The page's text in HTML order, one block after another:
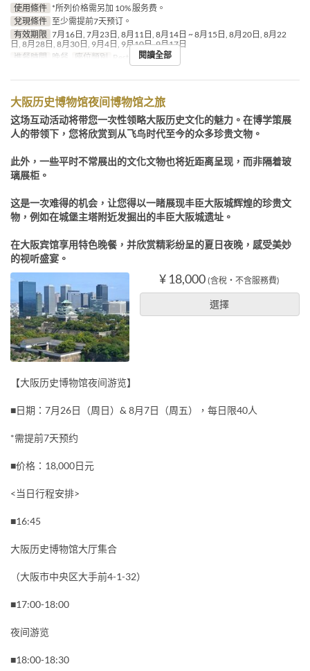
使用條件 *所列价格需另加 10% 服务费。
兌現條件 至少需提前7天预订。
有效期限 7月16日, 7月23日, 8月11日, 8月14日 ~ 8月15日, 8月20日, 8月22
日, 8月28日, 8月30日, 9月4日, 9月10日, 9月17日
進餐時間 晚餐 座位類別 Restaurant閱讀全部
大阪历史博物馆夜间博物馆之旅
这场互动活动将带您一次性领略大阪历史文化的魅力。在博学策展
人的带领下，您将欣赏到从飞鸟时代至今的众多珍贵文物。
此外，一些平时不常展出的文化文物也将近距离呈现，而非隔着玻
璃展柜。
这是一次难得的机会，让您得以一睹展现丰臣大阪城辉煌的珍贵文
物，例如在城堡主塔附近发掘出的丰臣大阪城遗址。
在大阪宾馆享用特色晚餐，并欣赏精彩纷呈的夏日夜晚，感受美妙
的视听盛宴。
¥ 18,000 (含稅・不含服務費)
選擇
【大阪历史博物馆夜间游览】
■日期：7月26日（周日）& 8月7日（周五），每日限40人
*需提前7天预约
■价格：18,000日元
<当日行程安排>
■16:45
大阪历史博物馆大厅集合
（大阪市中央区大手前4-1-32）
■17:00-18:00
夜间游览
■18:00-18:30